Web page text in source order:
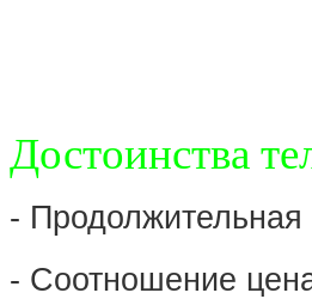
Достоинства
- Продолжительная
- Соотношение